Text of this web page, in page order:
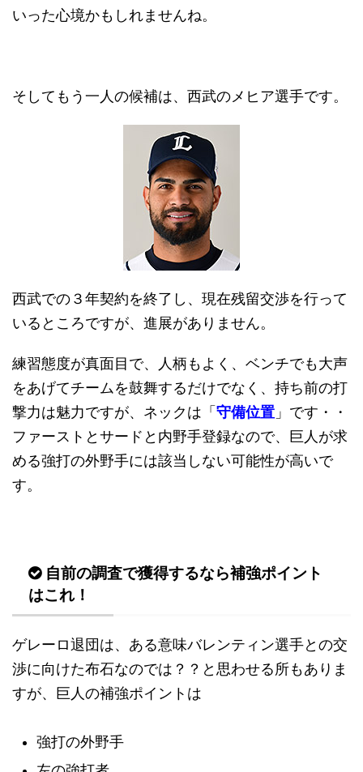
いった心境かもしれませんね。
そしてもう一人の候補は、西武のメヒア選手です。
西武での３年契約を終了し、現在残留交渉を行って
いるところですが、進展がありません。
練習態度が真面目で、人柄もよく、ベンチでも大声
をあげてチームを鼓舞するだけでなく、持ち前の打
撃力は魅力ですが、ネックは「 守備位置 」です・・
ファーストとサードと内野手登録なので、巨人が求
める強打の外野手には該当しない可能性が高いで
す。
自前の調査で獲得するなら補強ポイント
はこれ！
ゲレーロ退団は、ある意味バレンティン選手との交
渉に向けた布石なのでは？？と思わせる所もありま
すが、巨人の補強ポイントは
強打の外野手